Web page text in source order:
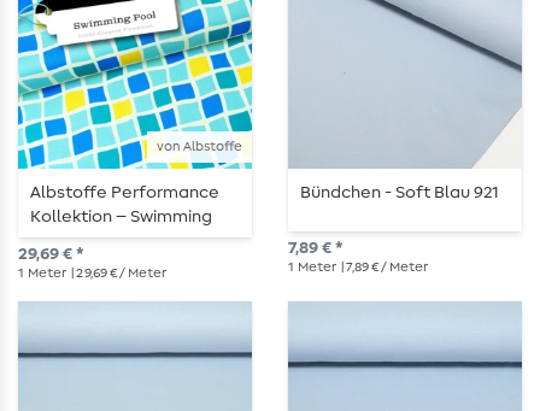
von Albstoffe
Albstoffe Performance
Kollektion – Swimming
Pool Mint Gelb
29,69 € *
1 Meter | 29,69 € / Meter
Bündchen - Soft Blau 921
7,89 € *
1 Meter | 7,89 € / Meter